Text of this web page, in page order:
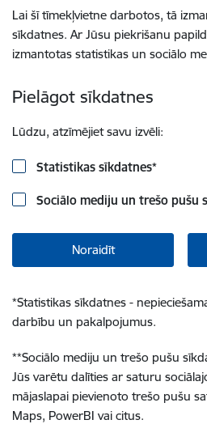
Lai šī tīmekļvietne darbotos, tā
sīkdatnes. Ar Jūsu piekrišanu
izmantotas statistikas un sociālo
Pielāgot sīkdatnes
Lūdzu, atzīmējiet savu izvēli:
Statistikas sīkdatnes*
Sociālo mediju un trešo pušu
Noraidīt
*Statistikas sīkdatnes -
darbību un pakalpojumus.
**Sociālo mediju un trešo pušu
Jūs varētu dalīties ar saturu
mājaslapai pievienoto trešo pušu
Maps, PowerBI vai citus.